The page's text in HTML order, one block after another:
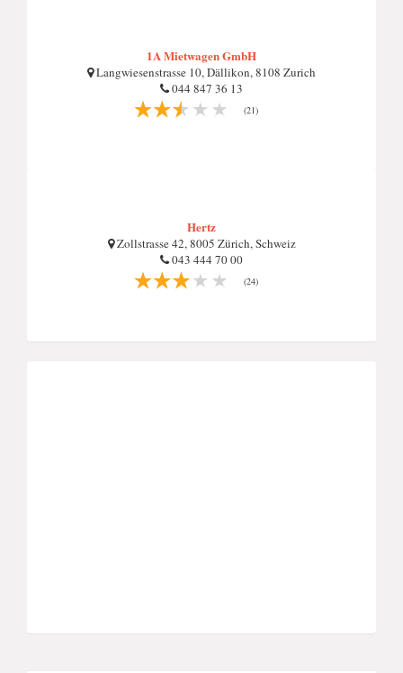
1A Mietwagen GmbH
Langwiesenstrasse 10, Dällikon, 8108 Zurich
044 847 36 13
(21)
Hertz
Zollstrasse 42, 8005 Zürich, Schweiz
043 444 70 00
(24)